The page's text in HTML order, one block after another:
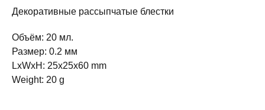
Декоративные рассыпчатые блестки
Объём: 20 мл.
Размер: 0.2 мм
LxWxH: 25x25x60 mm
Weight: 20 g